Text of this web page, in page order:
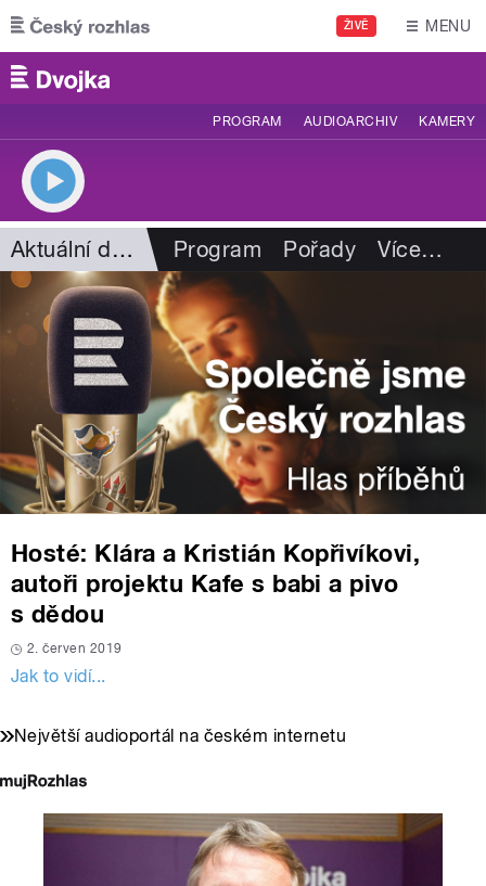
Přejít k hlavnímu obsahu
ŽIVĚ MENU
PROGRAM AUDIOARCHIV KAMERY
Aktuální dění Program Pořady Více…
Hosté: Klára a Kristián Kopřivíkovi,
autoři projektu Kafe s babi a pivo
s dědou
2. červen 2019
Jak to vidí...
Největší audioportál na českém internetu